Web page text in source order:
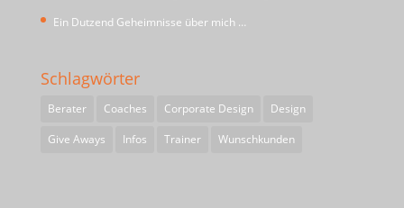
Ein Dutzend Geheimnisse über mich …
Schlagwörter
Berater Coaches Corporate Design
Design
Give Aways
Infos Trainer Wunschkunden